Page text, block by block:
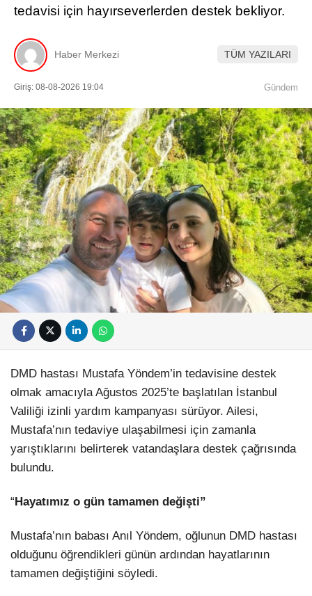
tedavisi için hayırseverlerden destek bekliyor.
Haber Merkezi TÜM YAZILARI
Giriş: 08-08-2026 19:04 Gündem
DMD hastası Mustafa Yöndem’in tedavisine destek
olmak amacıyla Ağustos 2025’te başlatılan İstanbul
Valiliği izinli yardım kampanyası sürüyor. Ailesi,
Mustafa’nın tedaviye ulaşabilmesi için zamanla
yarıştıklarını belirterek vatandaşlara destek çağrısında
bulundu.
“Hayatımız o gün tamamen değişti”
Mustafa’nın babası Anıl Yöndem, oğlunun DMD hastası
olduğunu öğrendikleri günün ardından hayatlarının
tamamen değiştiğini söyledi.